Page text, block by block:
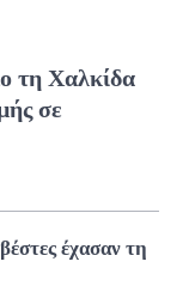
τη Χαλκίδα
σε
έχασαν τη